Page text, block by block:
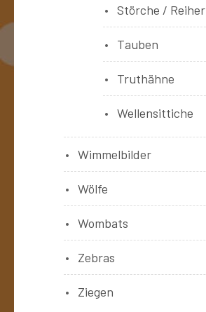
Störche / Reiher
Tauben
Truthähne
Wellensittiche
Wimmelbilder
Wölfe
Wombats
Zebras
Ziegen